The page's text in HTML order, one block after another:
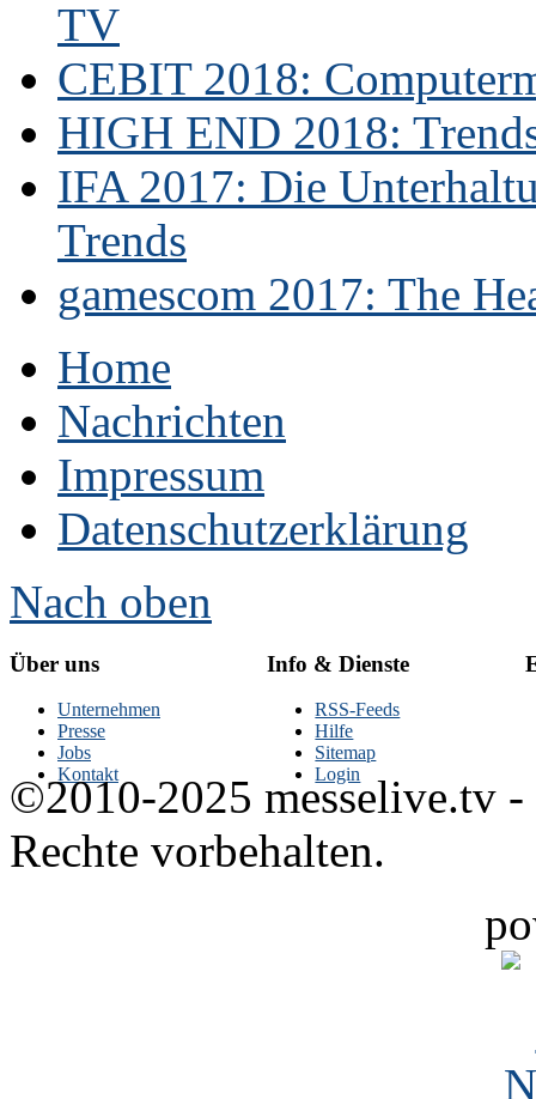
TV
CEBIT 2018:
HIGH END 2018:
IFA 2017: Die
Trends
gamescom 2017: The
Home
Nachrichten
Impressum
Datenschutzerklärung
Nach oben
Über uns
Unternehmen
Presse
Jobs
Kontakt
Info & Dienste
RSS-Feeds
Hilfe
Sitemap
Login
©2010-2025 messelive.tv -
Rechte vorbehalten.